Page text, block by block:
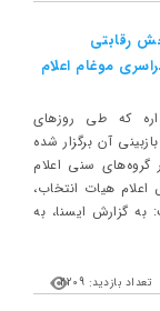
رقابتی
موغام اعلام
که طی روزهای
آن برگزار شده
سنی اعلام
هیات انتخاب،
گزارش ایسنا، به
تعداد بازدید: 2209